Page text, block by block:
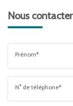
Nous contacter
Prénom*
N° de téléphone*